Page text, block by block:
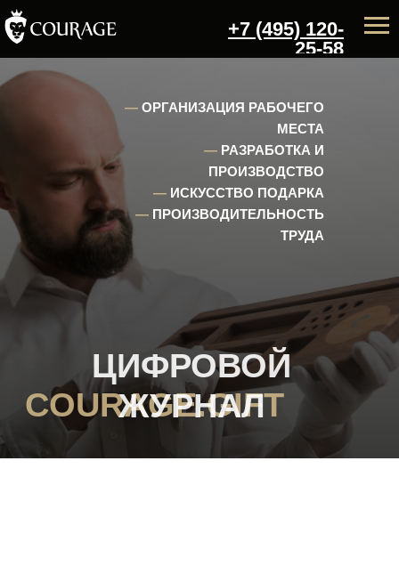
+7 (495) 120-
25-58
— ОРГАНИЗАЦИЯ РАБОЧЕГО
МЕСТА
— РАЗРАБОТКА И
ПРОИЗВОДСТВО
— ИСКУССТВО ПОДАРКА
— ПРОИЗВОДИТЕЛЬНОСТЬ
ТРУДА
COURAGE.GIFT
ЦИФРОВОЙ
ЖУРНАЛ